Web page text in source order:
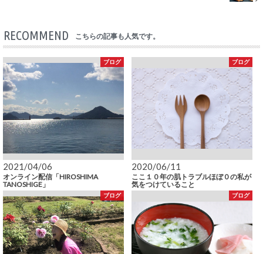
RECOMMEND こちらの記事も人気です。
ブログ
2021/04/06
オンライン配信「HIROSHIMA
TANOSHIGE」
ブログ
2020/06/11
ここ１０年の肌トラブルほぼ０の私が
気をつけていること
ブログ ブログ